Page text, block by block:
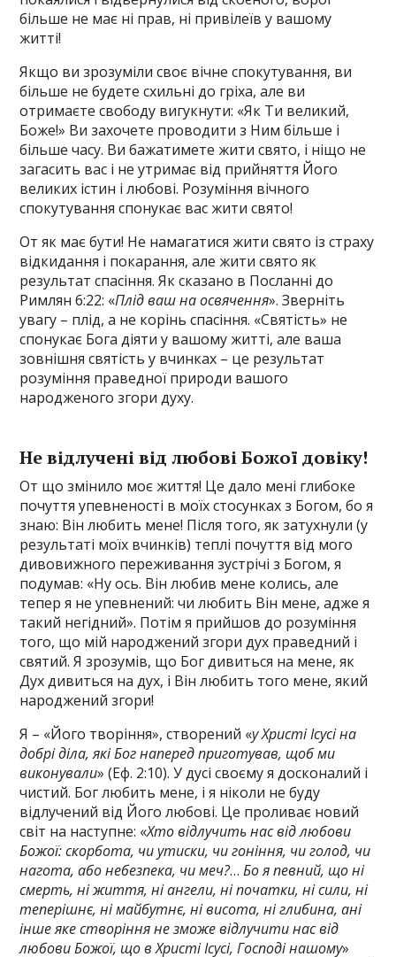
більше не має ні прав, ні привілеїв у вашому
житті!
Якщо ви зрозуміли своє вічне спокутування, ви
більше не будете схильні до гріха, але ви
отримаєте свободу вигукнути: «Як Ти великий,
Боже!» Ви захочете проводити з Ним більше і
більше часу. Ви бажатимете жити свято, і ніщо не
загасить вас і не утримає від прийняття Його
великих істин і любові. Розуміння вічного
спокутування спонукає вас жити свято!
От як має бути! Не намагатися жити свято із страху
відкидання і покарання, але жити свято як
результат спасіння. Як сказано в Посланні до
Римлян 6:22: «Плід ваш на освячення». Зверніть
увагу – плід, а не корінь спасіння. «Святість» не
спонукає Бога діяти у вашому житті, але ваша
зовнішня святість у вчинках – це результат
розуміння праведної природи вашого
народженого згори духу.
Не відлучені від любові Божої довіку!
От що змінило моє життя! Це дало мені глибоке
почуття упевненості в моїх стосунках з Богом, бо я
знаю: Він любить мене! Після того, як затухнули (у
результаті моїх вчинків) теплі почуття від мого
дивовижного переживання зустрічі з Богом, я
подумав: «Ну ось. Він любив мене колись, але
тепер я не упевнений: чи любить Він мене, адже я
такий негідний». Потім я прийшов до розуміння
того, що мій народжений згори дух праведний і
святий. Я зрозумів, що Бог дивиться на мене, як
Дух дивиться на дух, і Він любить того мене, який
народжений згори!
Я – «Його творіння», створений «у Христі Ісусі на
добрі діла, які Бог наперед приготував‚ щоб ми
виконували» (Еф. 2:10). У дусі своєму я досконалий і
чистий. Бог любить мене, і я ніколи не буду
відлучений від Його любові. Це проливає новий
світ на наступне: «Хто відлучить нас від любови
Божої: скорбота, чи утиски, чи гоніння, чи голод, чи
нагота, або небезпека, чи меч?…Бо я певний, що ні
смерть, ні життя, ні ангели, ні початки, ні сили, ні
теперішнє, ні майбутнє, ні висота, ні глибина, ані
інше яке створіння не зможе відлучити нас від
любови Божої, що в Христі Ісусі, Господі нашому»